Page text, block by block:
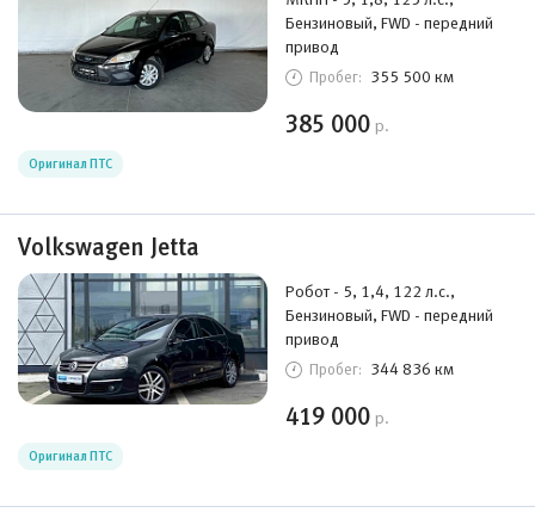
Бензиновый, FWD - передний
привод
Пробег: 355 500 км
385 000 р.
Оригинал ПТС
Volkswagen Jetta
Робот - 5, 1,4, 122 л.с.,
Бензиновый, FWD - передний
привод
Пробег: 344 836 км
419 000 р.
Оригинал ПТС